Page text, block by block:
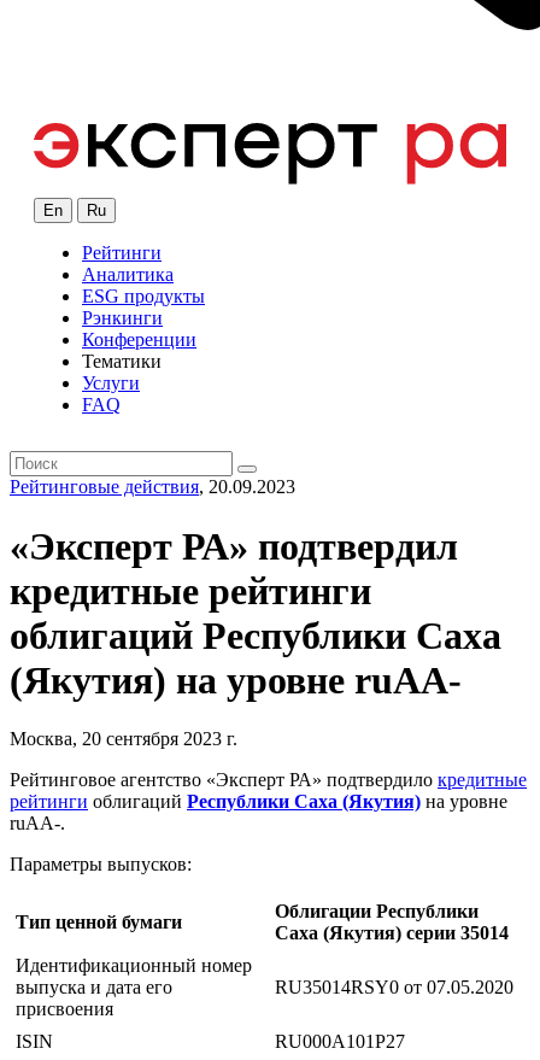
En Ru
Рейтинги
Аналитика
ESG продукты
Рэнкинги
Конференции
Тематики
Услуги
FAQ
Рейтинговые действия, 20.09.2023
«Эксперт РА» подтвердил
кредитные рейтинги
облигаций Республики Саха
(Якутия) на уровне ruAA-
Москва, 20 сентября 2023 г.
Рейтинговое агентство «Эксперт РА» подтвердило кредитные
рейтинги облигаций Республики Саха (Якутия) на уровне
ruAA-.
Параметры выпусков:
Тип ценной бумаги
Облигации Республики
Саха (Якутия) серии 35014
Идентификационный номер
выпуска и дата его
присвоения
RU35014RSY0 от 07.05.2020
ISIN RU000A101P27